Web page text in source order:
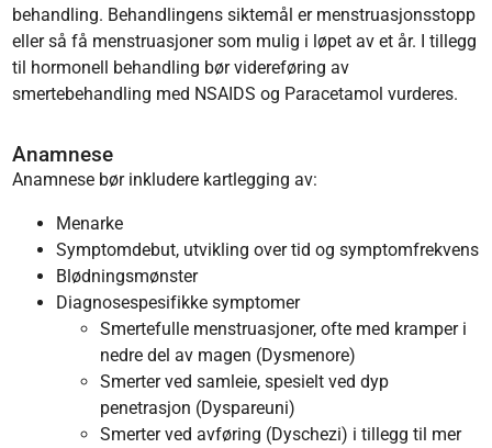
behandling. Behandlingens siktemål er menstruasjonsstopp
eller så få menstruasjoner som mulig i løpet av et år. I tillegg
til hormonell behandling bør videreføring av
smertebehandling med NSAIDS og Paracetamol vurderes.
Anamnese
Anamnese bør inkludere kartlegging av:
Menarke
Symptomdebut, utvikling over tid og symptomfrekvens
Blødningsmønster
Diagnosespesifikke symptomer
Smertefulle menstruasjoner, ofte med kramper i
nedre del av magen (Dysmenore)
Smerter ved samleie, spesielt ved dyp
penetrasjon (Dyspareuni)
Smerter ved avføring (Dyschezi) i tillegg til mer